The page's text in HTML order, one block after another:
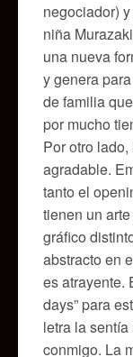
negociador)
niña
una nueva
y genera
de familia
por mucho
Por otro
agradable.
tanto el
tienen un
gráfico
abstracto en
es atrayente.
days” para
letra la
conmigo. La